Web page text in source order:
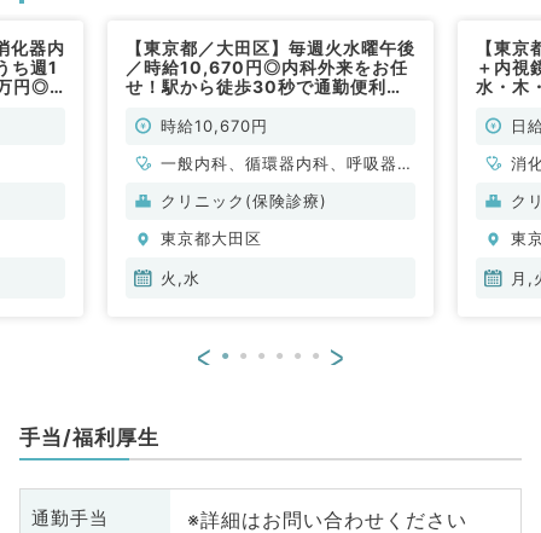
化器内
ち週1
円◎
【東京都／大田区】毎週火水曜午後
／時給10,670円◎内科外来をお任
せ！駅から徒歩30秒で通勤便利で
時給10,670円
一般内科、循環器内科、呼吸器内
科、消化器内科、内分泌・代謝内
クリニック(保険診療)
東京都大田区
火,水
【東
＋内視
水・木
外科日
消
肛
ク
東
月,
< >
手当/福利厚生
通勤手当 ※詳細はお問い合わせください